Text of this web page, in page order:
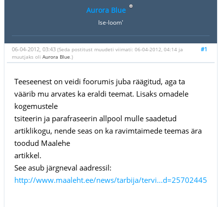
Aurora Blue
Ise-loom'
#1
06-04-2012, 03:43 (Seda postitust muudeti viimati: 06-04-2012, 04:14 ja
muutjaks oli Aurora Blue .)
Teeseenest on veidi foorumis juba räägitud, aga ta
väärib mu arvates ka eraldi teemat. Lisaks omadele
kogemustele
tsiteerin ja parafraseerin allpool mulle saadetud
artiklikogu, nende seas on ka ravimtaimede teemas ära
toodud Maalehe
artikkel.
See asub järgneval aadressil:
http://www.maaleht.ee/news/tarbija/tervi...d=25702445